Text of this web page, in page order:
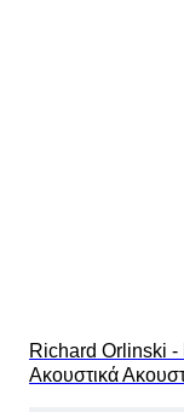
Richard Orlinski -
Ακουστικά